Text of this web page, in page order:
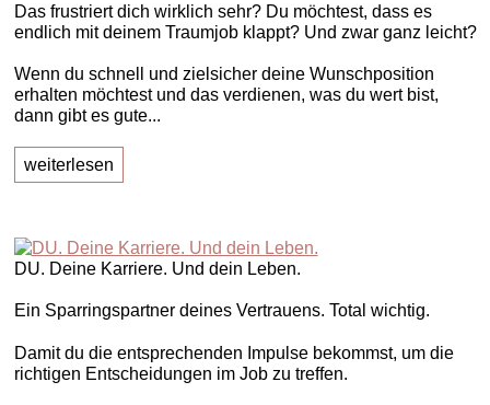
Das frustriert dich wirklich sehr? Du möchtest, dass es
endlich mit deinem Traumjob klappt? Und zwar ganz leicht?
Wenn du schnell und zielsicher deine Wunschposition
erhalten möchtest und das verdienen, was du wert bist,
dann gibt es gute...
weiterlesen
DU. Deine Karriere. Und dein Leben.
Ein Sparringspartner deines Vertrauens. Total wichtig.
Damit du die entsprechenden Impulse bekommst, um die
richtigen Entscheidungen im Job zu treffen.